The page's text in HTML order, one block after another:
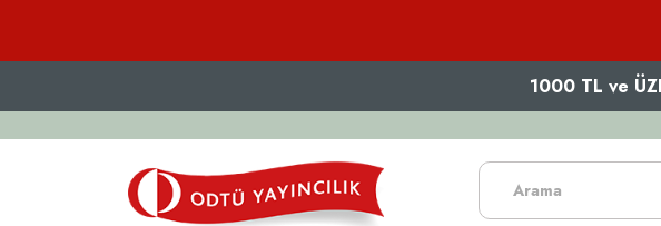
1000 TL ve